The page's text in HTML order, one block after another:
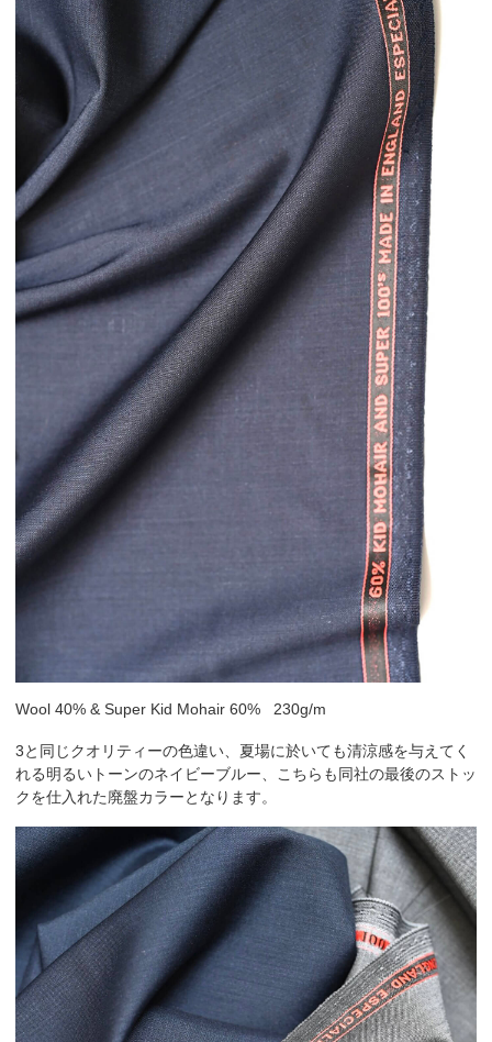
Wool 40% & Super Kid Mohair 60% 230g/m
3と同じクオリティーの色違い、夏場に於いても清涼感を与えてく
れる明るいトーンのネイビーブルー、こちらも同社の最後のストッ
クを仕入れた廃盤カラーとなります。